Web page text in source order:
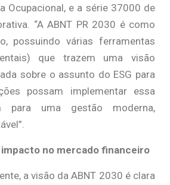
Ocupacional, e a série 37000 de
“A ABNT PR 2030 é como
possuindo várias ferramentas
que trazem uma visão
sobre o assunto do ESG para
possam implementar essa
para uma gestão moderna,
no mercado financeiro
a visão da ABNT 2030 é clara